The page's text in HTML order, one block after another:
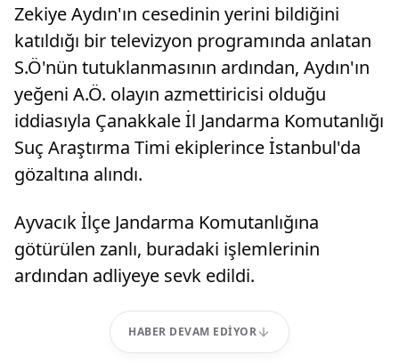
Zekiye Aydın'ın cesedinin yerini bildiğini
katıldığı bir televizyon programında anlatan
S.Ö'nün tutuklanmasının ardından, Aydın'ın
yeğeni A.Ö. olayın azmettiricisi olduğu
iddiasıyla Çanakkale İl Jandarma Komutanlığı
Suç Araştırma Timi ekiplerince İstanbul'da
gözaltına alındı.
Ayvacık İlçe Jandarma Komutanlığına
götürülen zanlı, buradaki işlemlerinin
ardından adliyeye sevk edildi.
HABER DEVAM EDIYOR